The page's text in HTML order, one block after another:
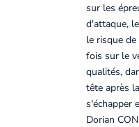
sur les
d'attaque,
le risque
fois sur le
qualités,
tête après
s'échapper
Dorian